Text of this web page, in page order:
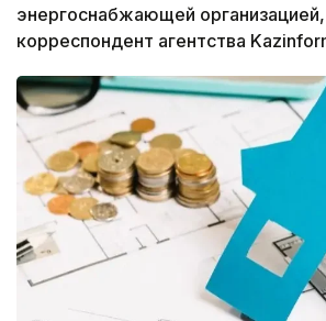
энергоснабжающей
корреспондент агентства